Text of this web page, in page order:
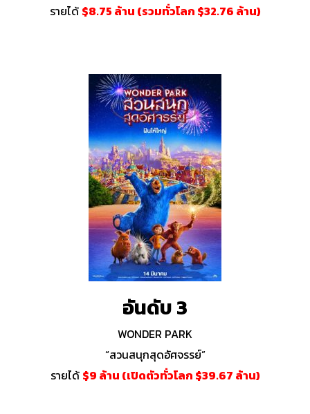
รายได้ $8.75 ล้าน (รวมทั่วโลก $32.76 ล้าน)
อันดับ 3
WONDER PARK
“สวนสนุกสุดอัศจรรย์”
รายได้ $9 ล้าน (เปิดตัวทั่วโลก $39.67 ล้าน)